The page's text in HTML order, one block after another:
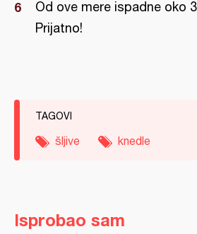
Od ove mere ispadne oko
Prijatno!
TAGOVI
šljive knedle
Isprobao sam